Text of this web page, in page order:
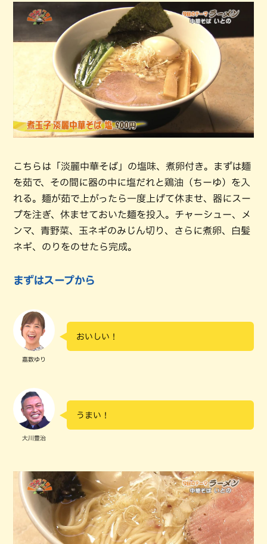
こちらは「淡麗中華そば」の塩味、煮卵付き。まずは麺
を茹で、その間に器の中に塩だれと鶏油（ちーゆ）を入
れる。麺が茹で上がったら一度上げて休ませ、器にスー
プを注ぎ、休ませておいた麺を投入。チャーシュー、メ
ンマ、青野菜、玉ネギのみじん切り、さらに煮卵、白髪
ネギ、のりをのせたら完成。
まずはスープから
嘉数ゆり
おいしい！
大川豊治
うまい！